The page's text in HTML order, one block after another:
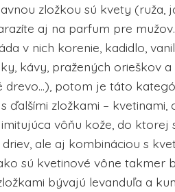
zložkou sú kvety (ruža,
aj na parfum pre mužov.
v nich korenie, kadidlo,
kávy, pražených orieškov a
drevo…), potom je táto
ďalšími zložkami – kvetinami,
vôňu kože, do
ale aj kombináciou s
sú kvetinové vône takmer
bývajú levanduľa a